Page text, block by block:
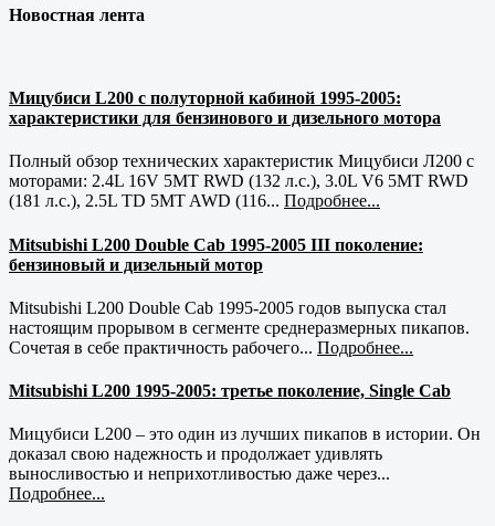
Новостная лента
Мицубиси L200 с полуторной кабиной 1995-2005:
характеристики для бензинового и дизельного мотора
Полный обзор технических характеристик Мицубиси Л200 с
моторами: 2.4L 16V 5MT RWD (132 л.с.), 3.0L V6 5MT RWD
(181 л.с.), 2.5L TD 5MT AWD (116... Подробнее...
Mitsubishi L200 Double Cab 1995-2005 III поколение:
бензиновый и дизельный мотор
Mitsubishi L200 Double Cab 1995-2005 годов выпуска стал
настоящим прорывом в сегменте среднеразмерных пикапов.
Сочетая в себе практичность рабочего... Подробнее...
Mitsubishi L200 1995-2005: третье поколение, Single Cab
Мицубиси L200 – это один из лучших пикапов в истории. Он
доказал свою надежность и продолжает удивлять
выносливостью и неприхотливостью даже через...
Подробнее...